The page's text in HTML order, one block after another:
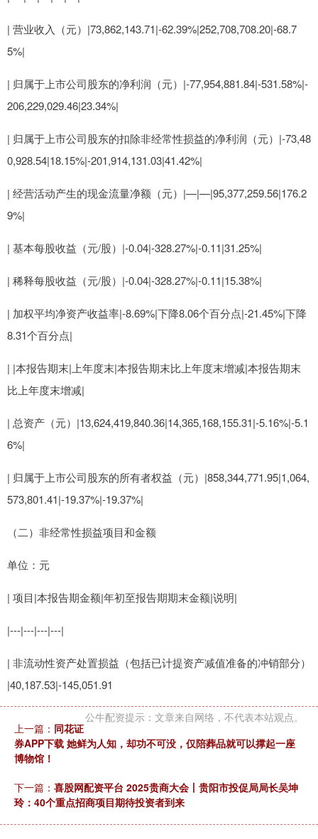
| 营业收入（元）|73,862,143.71|-62.39%|252,708,708.20|-68.7
5%|
| 归属于上市公司股东的净利润（元）|-77,954,881.84|-531.58%|-
206,229,029.46|23.34%|
| 归属于上市公司股东的扣除非经常性损益的净利润（元）|-73,48
0,928.54|18.15%|-201,914,131.03|41.42%|
| 经营活动产生的现金流量净额（元）|—|—|95,377,259.56|176.2
9%|
| 基本每股收益（元/股）|-0.04|-328.27%|-0.11|31.25%|
| 稀释每股收益（元/股）|-0.04|-328.27%|-0.11|15.38%|
| 加权平均净资产收益率|-8.69%|下降8.06个百分点|-21.45%|下降
8.31个百分点|
| |本报告期末|上年度末|本报告期末比上年度末增减|本报告期末
比上年度末增减|
| 总资产（元）|13,624,419,840.36|14,365,168,155.31|-5.16%|-5.1
6%|
| 归属于上市公司股东的所有者权益（元）|858,344,771.95|1,064,
573,801.41|-19.37%|-19.37%|
（二）非经常性损益项目和金额
单位：元
| 项目|本报告期金额|年初至报告期期末金额|说明|
|---|---|---|---|
| 非流动性资产处置损益（包括已计提资产减值准备的冲销部分）
|40,187.53|-145,051.91
公牛配资提示：文章来自网络，不代表本站观点。
上一篇： 同花证
券APP下载 她鲜为人知，却功不可没，仅陪葬品就可以撑起一座
博物馆！
下一篇： 喜股网配资平台 2025贵商大会丨贵阳市投促局局长吴坤
玲：40个重点招商项目期待投资者到来